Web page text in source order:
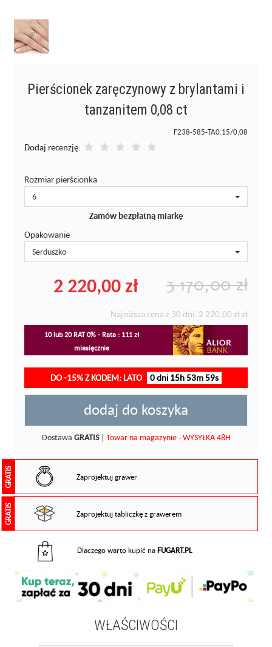
Pierścionek zaręczynowy z brylantami i
tanzanitem 0,08 ct
F238-585-TA0.15/0,08
Dodaj recenzję:
Rozmiar pierścionka
6
Zamów bezpłatną miarkę
Opakowanie
Serduszko
3 170,00 zł
2 220,00 zł
Najniższa cena z 30 dni: 2 220,00 zł zł
10 lub 20 RAT 0% - Rata : 111 zł
miesięcznie
DO -15% Z KODEM: LATO 0 dni 15h 53m 59s
dodaj do koszyka
Dostawa GRATIS| Towar na magazynie - WYSYŁKA 48H
GRATIS Zaprojektuj grawer
GRATIS Zaprojektuj tabliczkę z grawerem
Dlaczego warto kupić naFUGART.PL
WŁAŚCIWOŚCI